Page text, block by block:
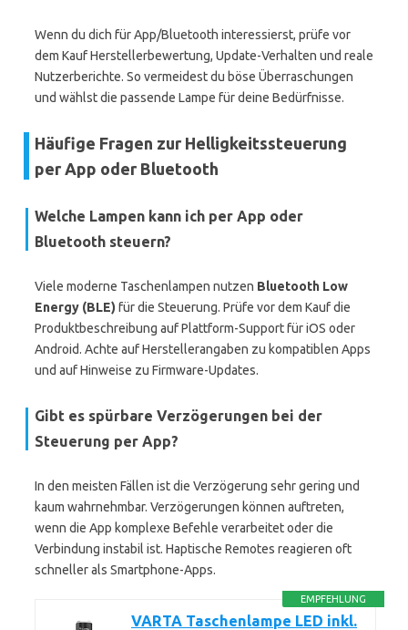
Wenn du dich für App/Bluetooth interessierst, prüfe vor
dem Kauf Herstellerbewertung, Update-Verhalten und reale
Nutzerberichte. So vermeidest du böse Überraschungen
und wählst die passende Lampe für deine Bedürfnisse.
Häufige Fragen zur Helligkeitssteuerung
per App oder Bluetooth
Welche Lampen kann ich per App oder
Bluetooth steuern?
Viele moderne Taschenlampen nutzen Bluetooth Low
Energy (BLE) für die Steuerung. Prüfe vor dem Kauf die
Produktbeschreibung auf Plattform-Support für iOS oder
Android. Achte auf Herstellerangaben zu kompatiblen Apps
und auf Hinweise zu Firmware-Updates.
Gibt es spürbare Verzögerungen bei der
Steuerung per App?
In den meisten Fällen ist die Verzögerung sehr gering und
kaum wahrnehmbar. Verzögerungen können auftreten,
wenn die App komplexe Befehle verarbeitet oder die
Verbindung instabil ist. Haptische Remotes reagieren oft
schneller als Smartphone-Apps.
EMPFEHLUNG
VARTA Taschenlampe LED inkl.